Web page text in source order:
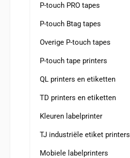
P-touch PRO tapes
P-touch Btag tapes
Overige P-touch tapes
P-touch tape printers
QL printers en etiketten
TD printers en etiketten
Kleuren labelprinter
TJ industriële etiket printers
Mobiele labelprinters